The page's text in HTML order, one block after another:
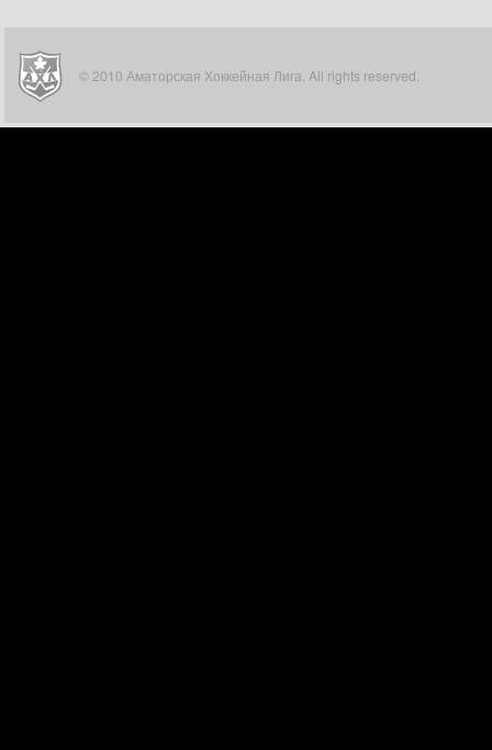
© 2010 Аматорская Хоккейная Лига. All rights reserved.